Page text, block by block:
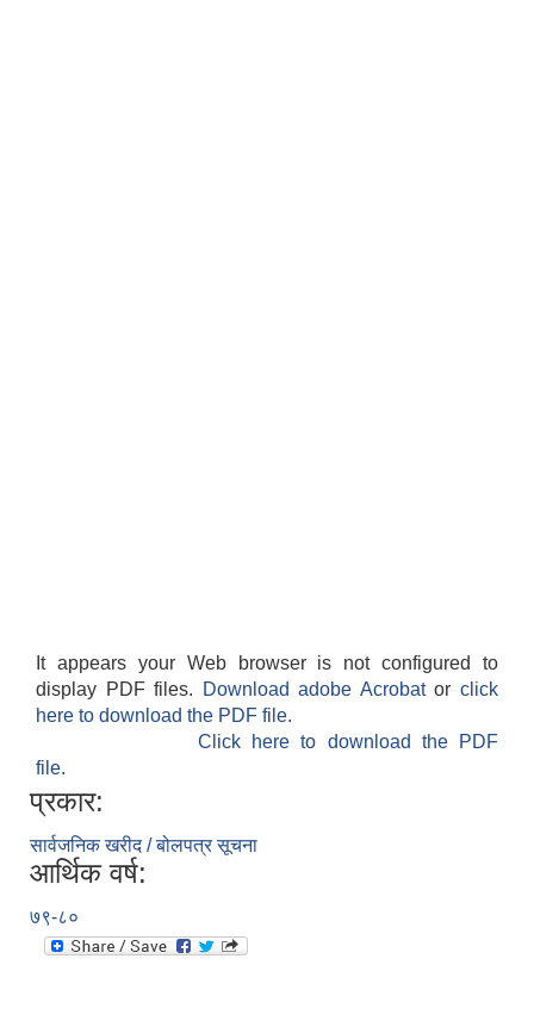
It appears your Web browser is not configured to
display PDF files.
Download adobe Acrobatorclick
here to download the PDF file.
Click here to download the PDF
file.
प्रकार:
सार्वजनिक खरीद / बोलपत्र सूचना
आर्थिक वर्ष:
७९-८०